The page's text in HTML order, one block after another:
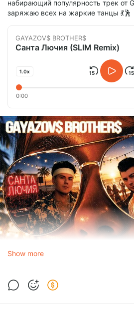
mp3
6.40 Mb
mp3
набирающий популярность трек от
заряжаю всех на жаркие танцы 💃🕺
GAYAZOV$ BROTHER$
Санта Лючия (SLIM Remix)
1.0x
0:00
Show more